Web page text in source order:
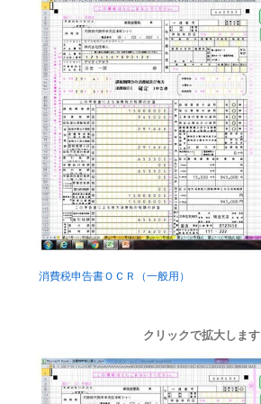
消費税申告書ＯＣＲ（一般用）
クリックで拡大します